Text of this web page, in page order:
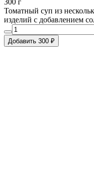
Томатный суп из
изделий с добавлением
Добавить 300 ₽